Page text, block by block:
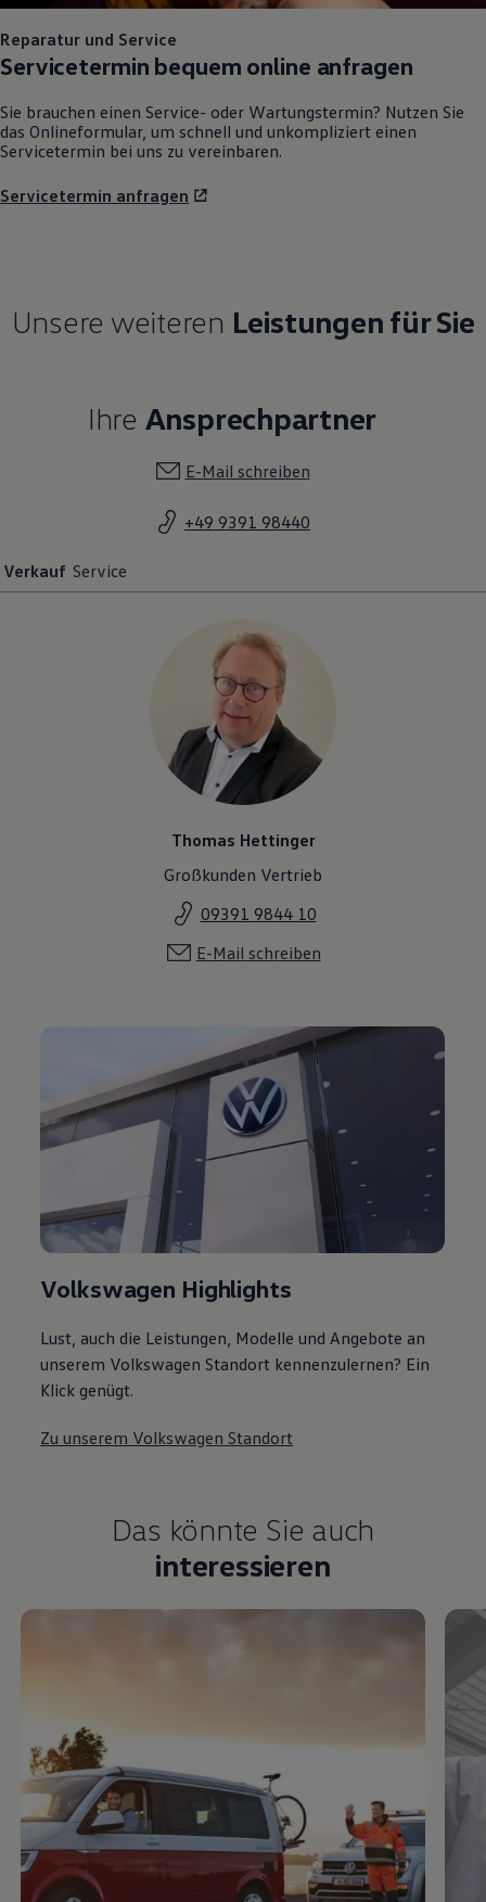
Bulli Magazin
Fahrzeugabholung ab Werk
Reparatur und Service
Servicetermin bequem online anfragen
Sie brauchen einen Service- oder Wartungstermin? Nutzen Sie
das Onlineformular, um schnell und unkompliziert einen
Servicetermin bei uns zu vereinbaren.
Servicetermin anfragen
Unsere weiteren Leistungen für Sie
Ihre Ansprechpartner
E-Mail schreiben
+49 9391 98440
Verkauf Service
Thomas Hettinger
Großkunden Vertrieb
09391 9844 10
E-Mail schreiben
Volkswagen Highlights
Lust, auch die Leistungen, Modelle und Angebote an
unserem Volkswagen Standort kennenzulernen? Ein
Klick genügt.
Zu unserem Volkswagen Standort
Das könnte Sie auch
interessieren